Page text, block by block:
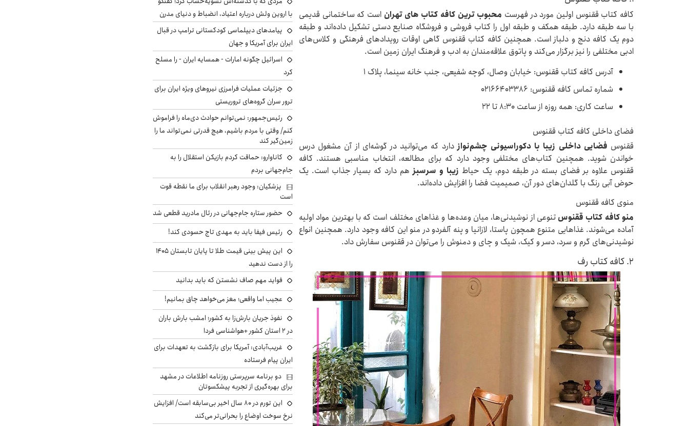
کافه کتاب ققنوس اولین مورد در فهرست محبوب ترین کافه کتاب های تهران است که ساختمانی قدیمی
با سه طبقه دارد. طبقه همکف و طبقه اول را کتاب فروشی و فروشگاه صنایع دستی تشکیل داده‌اند و طبقه
دوم یک کافه دنج و دلباز است. همچنین کافه کتاب ققنوس گاهی اوقات رویدادهای فرهنگی و کلاس‌های
ادبی مختلفی را نیز برگزار می‌کند و پاتوق علاقه‌مندان به ادب و فرهنگ ایران زمین است.
آدرس کافه کتاب ققنوس: خیابان وصال، کوچه شفیعی، جنب خانه سینما، پلاک ۱
شماره تماس کافه ققنوس: ۰۲۱۶۶۴۰۳۳۸۶
ساعت کاری: همه روزه از ساعت ۸:۳۰ تا ۲۲
فضای داخلی کافه کتاب ققنوس
ققنوس فضایی داخلی زیبا با دکوراسیونی چشم‌نوازدارد که می‌توانید در گوشه‌ای از آن مشغول درس
خواندن شوید. همچنین کتاب‌های مختلفی وجود دارد که برای مطالعه، انتخاب مناسبی هستند. کافه
ققنوس علاوه بر فضای بسته در طبقه دوم، یک حیاط زیبا و سرسبزهم دارد که بسیار جذاب است. یک
حوض آبی رنگ با گلدان‌های دور آن، صمیمیت فضا را افزایش داده‌اند.
منوی کافه ققنوس
منو کافه کتاب ققنوس تنوعی از نوشیدنی‌ها، میان وعده‌ها و غذاهای مختلف است که با بهترین مواد اولیه
آماده می‌شوند. غذاهایی متنوع همچون پاستا، لازانیا و پنه آلفردو در منو این کافه وجود دارد. همچنین انواع
نوشیدنی‌های گرم و سرد، دسر و کیک، شیک و چای و دمنوش را می‌توان در ققنوس سفارش داد.
۲. کافه کتاب رف
با اروین ولش درباره اعتیاد، انضباط و دنیای مدرن
پیامدهای دیپلماسی کودکستانی ترامپ در قبال
ایران برای آمریکا و جهان
اسرائیل چگونه امارات - همسایه ایران - را مسلح
کرد
جزئیات عملیات فرامرزی نیروهای ویژه ایران برای
ترور سران گروه‌های تروریستی
رئیس‌جمهور: نمی‌توانم حوادث دی‌ماه را فراموش
کنم/ وقتی با مردم باشیم، هیچ قدرتی نمی‌تواند ما را
زمین‌گیر کند
کاناوارو: حماقت کردم بازیکن استقلال را به
جام‌جهانی بردم
پزشکیان: وجود رهبر انقلاب برای ما نقطه قوت
است
حضور ستاره جام‌جهانی در رئال مادرید قطعی شد
رئیس فیفا باید به مهدی تاج حسودی کند!
این پیش بینی قیمت طلا تا پایان تابستان ۱۴۰۵
را از دست ندهید
فواید مهم صاف نشستن که باید بدانید
عجیب اما واقعی؛ مغز می‌خواهد چاق بمانیم!
نفوذ جریان بارش‌زا به کشور؛ امشب بارش باران
در ۲ استان کشور +هواشناسی فردا
غریب‌آبادی: آمریکا برای بازگشت به تعهدات برای
ایران پیام فرستاده
دو برنامه سرپرستی روزنامه اطلاعات در مشهد
برای بهره‌گیری از تجربه پیشکسوتان
این تورم در ۸۰ سال اخیر بی‌سابقه است/ افزایش
نرخ سوخت اوضاع را بحرانی‌تر می‌کند